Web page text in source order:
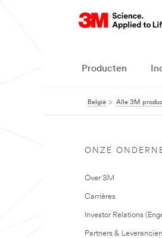
Producten
België Alle 3M
ONZE
Over 3M
Carrières
Investor Relations
Partners &